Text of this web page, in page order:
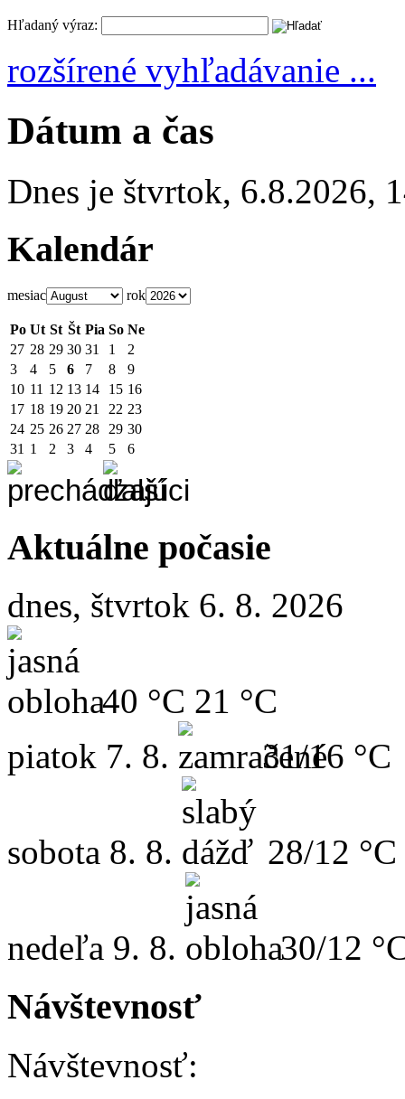
Hľadaný výraz:
rozšírené vyhľadávanie ...
Dátum a čas
Dnes je štvrtok, 6.8.2026,
Kalendár
mesiac rok
Po Ut St Št Pia So Ne
27 28 29 30 31 1
2
3
4 5 6 7 8
9
10 11 12 13 14 15 16
17 18 19 20 21 22 23
24 25 26 27 28 29 30
31 1 2 3 4 5 6
Aktuálne počasie
dnes, štvrtok 6. 8. 2026
40 °C 21 °C
piatok 7. 8. 31/16 °C
sobota 8. 8. 28/12 °C
nedeľa 9. 8. 30/12
Návštevnosť
Návštevnosť: